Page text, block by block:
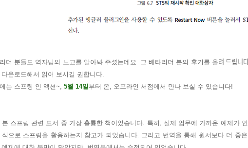
더 분들도 역자님의 노고를 알아봐 주셨는데요. 그 베타리더 분의 후기를 올려 드립니
다운로드해서 읽어 보시길 권합니다.
는 스프링 인 액션~, 5월 14일부터 온, 오프라인 서점에서 만나 보실 수 있습니다!
본 스프링 관련 도서 중 가장 훌륭한 책이었습니다. 특히, 실제 업무에 가까운 예제가
식으로 스프링을 활용하는지 참고가 되었습니다. 그리고 번역을 통해 원서보다 더 좋